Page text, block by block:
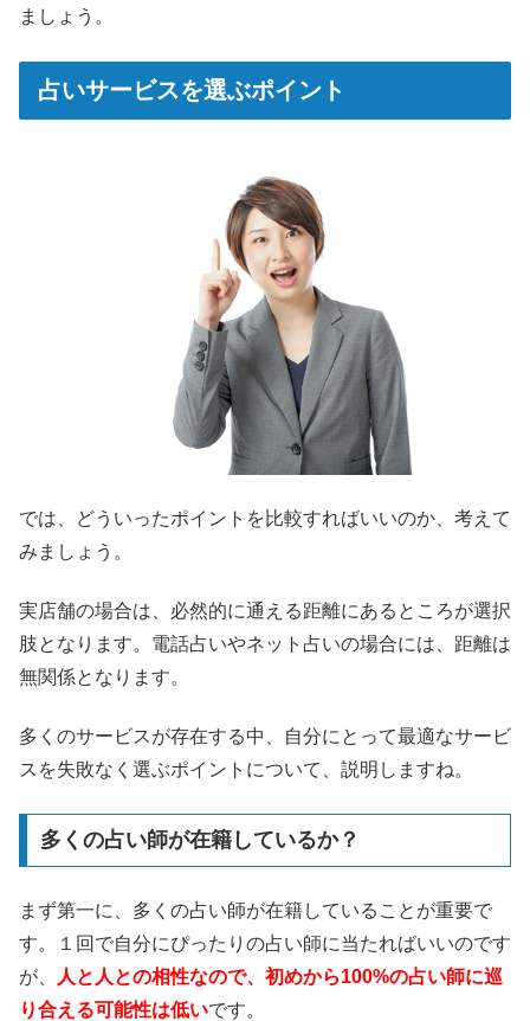
ましょう。
占いサービスを選ぶポイント
では、どういったポイントを比較すればいいのか、考えて
みましょう。
実店舗の場合は、必然的に通える距離にあるところが選択
肢となります。電話占いやネット占いの場合には、距離は
無関係となります。
多くのサービスが存在する中、自分にとって最適なサービ
スを失敗なく選ぶポイントについて、説明しますね。
多くの占い師が在籍しているか？
まず第一に、多くの占い師が在籍していることが重要で
す。１回で自分にぴったりの占い師に当たればいいのです
が、
人と人との相性なので、初めから100%の占い師に巡
り合える可能性は低いです。